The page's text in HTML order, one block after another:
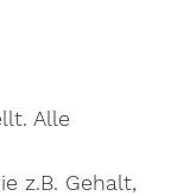
Alle
z.B. Gehalt,